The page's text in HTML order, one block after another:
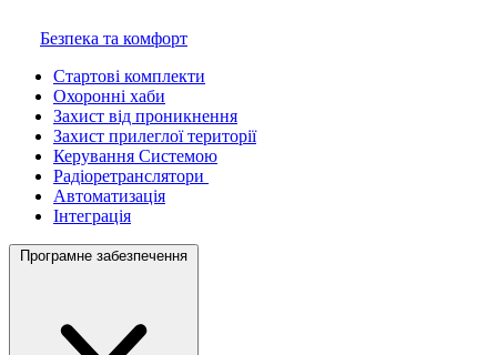
Безпека та комфорт
Стартові комплекти
Охоронні хаби
Захист від проникнення
Захист прилеглої території
Керування Системою
Радіоретранслятори
Автоматизація
Інтеграція
Програмне забезпечення